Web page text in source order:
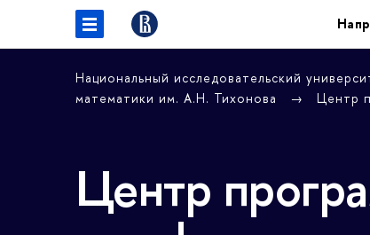
Национальный исследовательский
математики им. А.Н. Тихонова
Центр
Центр